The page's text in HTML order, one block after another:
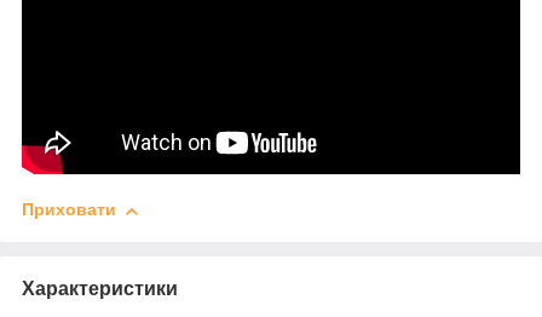
Приховати
Характеристики